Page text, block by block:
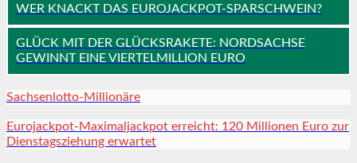
WER KNACKT DAS EUROJACKPOT-SPARSCHWEIN?
GLÜCK MIT DER GLÜCKSRAKETE: NORDSACHSE
GEWINNT EINE VIERTELMILLION EURO
Sachsenlotto-Millionäre
Eurojackpot-Maximaljackpot erreicht: 120 Millionen Euro zur
Dienstagsziehung erwartet